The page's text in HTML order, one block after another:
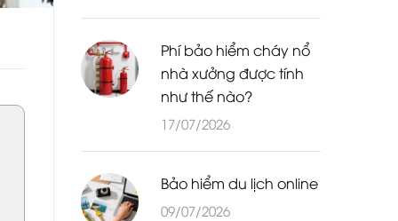
Phí bảo hiểm cháy nổ
nhà xưởng được tính
như thế nào?
17/07/2026
Bảo hiểm du lịch online
09/07/2026